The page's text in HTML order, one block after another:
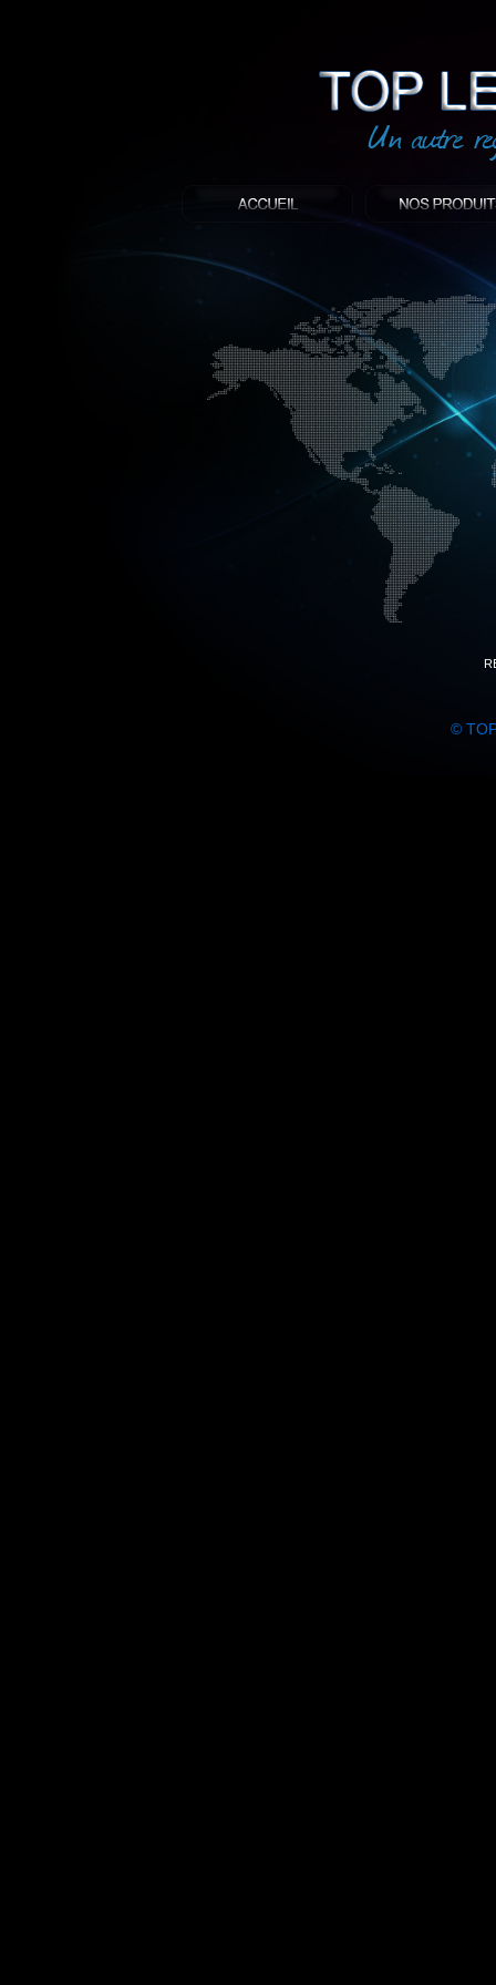
©
: Top led world
Produit décoratif led
Objet publicitaire led
éclairage blanc led
Enseigne publicitaire
Fabriquant et distributeur français
gamme à base de LED.
led, Topledworld, top led world, top
économie énergie, edf, lumière,